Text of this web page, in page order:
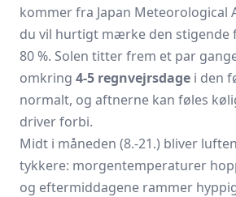
kommer fra Japan Meteorological
du vil hurtigt mærke den stigende
80 %. Solen titter frem et par
omkring 4-5 regnvejrsdage i den
normalt, og aftnerne kan føles
driver forbi.
Midt i måneden (8.-21.) bliver
tykkere: morgen­temperaturer
og eftermiddagene rammer